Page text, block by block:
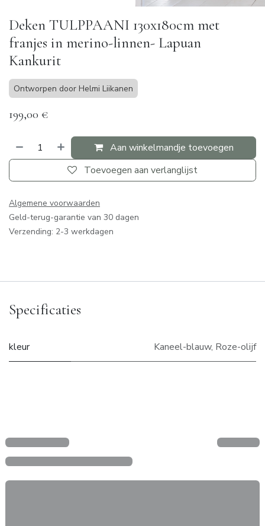
Deken TULPPAANI 130x180cm met
franjes in merino-linnen- Lapuan
Kankurit
Ontworpen door Helmi Liikanen
199,00 €
Aan winkelmandje toevoegen
Toevoegen aan verlanglijst
Algemene voorwaarden
Geld-terug-garantie van 30 dagen
Verzending: 2-3 werkdagen
Specificaties
kleur Kaneel-blauw, Roze-olijf